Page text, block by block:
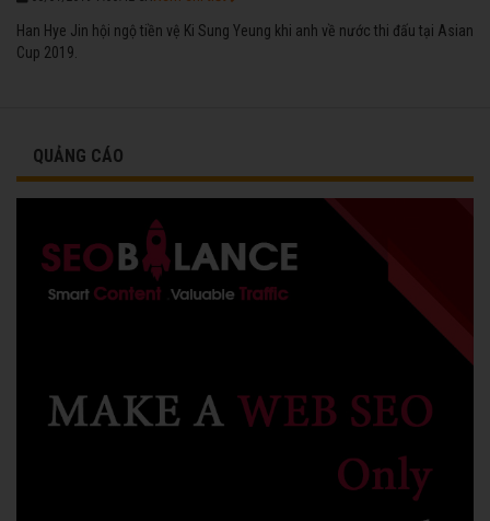
Han Hye Jin hội ngộ tiền vệ Ki Sung Yeung khi anh về nước thi đấu tại Asian
Cup 2019.
QUẢNG CÁO